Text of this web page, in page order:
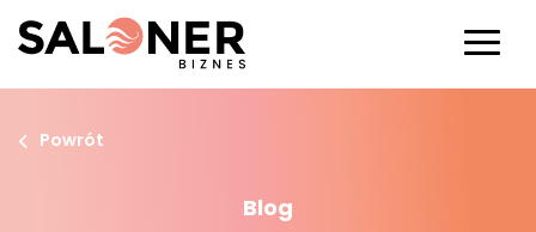
Powrót
Blog